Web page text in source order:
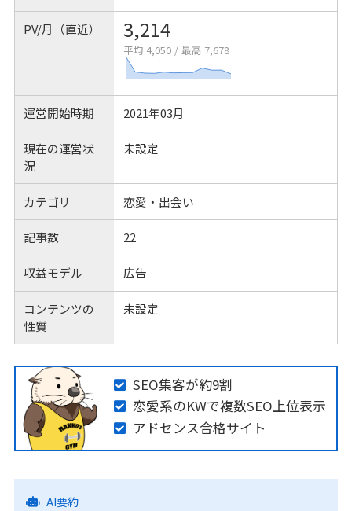
PV/月（直近） 3,214
平均 4,050 / 最高 7,678
運営開始時期 2021年03月
現在の運営状
況
未設定
カテゴリ 恋愛・出会い
記事数 22
収益モデル 広告
コンテンツの
性質
未設定
SEO集客が約9割
恋愛系のKWで複数SEO上位表示
アドセンス合格サイト
AI要約